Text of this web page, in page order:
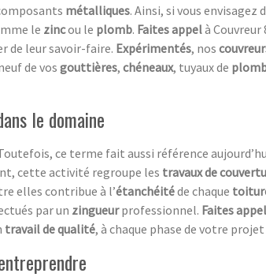
métalliques. Ainsi, si vous envisagez
le zincou le plomb. Faites appelà
de leur savoir-faire. Expérimentés, nos
de vos gouttières, chéneaux, tuyaux de
le domaine
ce terme fait aussi référence
cette activité regroupe les travaux de
elles contribue à l’étanchéitéde chaque
par un zingueurprofessionnel. Faites appel
travail de qualité, à chaque phase de votre